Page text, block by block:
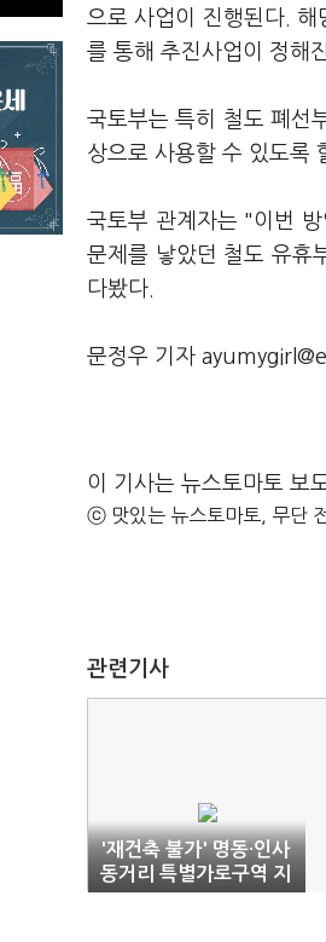
으로 사업이 진행된다.
를 통해 추진사업이 정해
국토부는 특히 철도 폐선
상으로 사용할 수 있도록
국토부 관계자는 "이번
문제를 낳았던 철도 유휴
다봤다.
문정우 기자
이 기사는 뉴스토마토 보
ⓒ 맛있는 뉴스토마토, 무단
관련기사
'재건축 불가' 명동·인사
동거리 특별가로구역 지
정